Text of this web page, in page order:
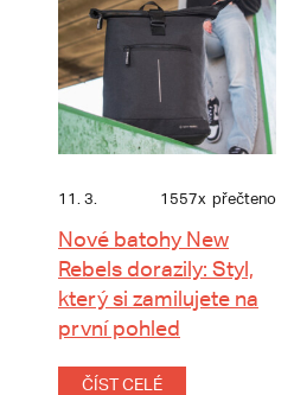
11. 3. 1557x přečteno
Nové batohy New
Rebels dorazily: Styl,
který si zamilujete na
první pohled
ČÍST CELÉ